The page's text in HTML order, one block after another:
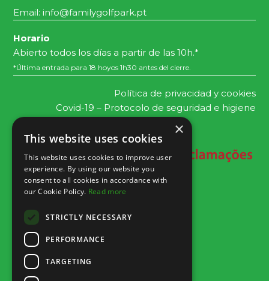
Email:info@familygolfpark.pt
Horario
Abierto todos los días a partir de las 10h.*
*Última entrada para 18 hoyos 1h30 antes del cierre.
Política de privacidad y cookies
Covid-19 – Protocolo de seguridad e higiene
×
This website uses cookies
This website uses cookies to improve user
experience. By using our website you
consent to all cookies in accordance with
our Cookie Policy. Read more
STRICTLY NECESSARY
PERFORMANCE
TARGETING